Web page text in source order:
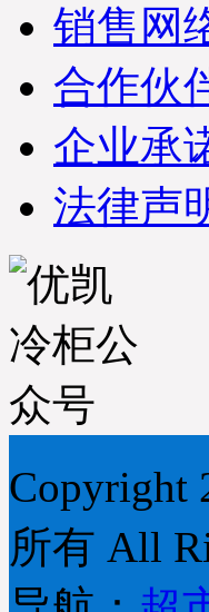
销售网
合作伙
企业承
法律声
Copyright
所有 All